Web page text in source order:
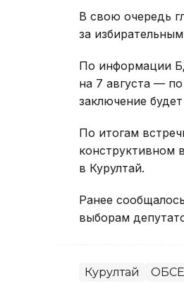
В свою очередь
за
По информации
на 7 августа —
заключение
По итогам
конструктивном
в Курултай.
Ранее
выборам
Курултай ОБСЕ